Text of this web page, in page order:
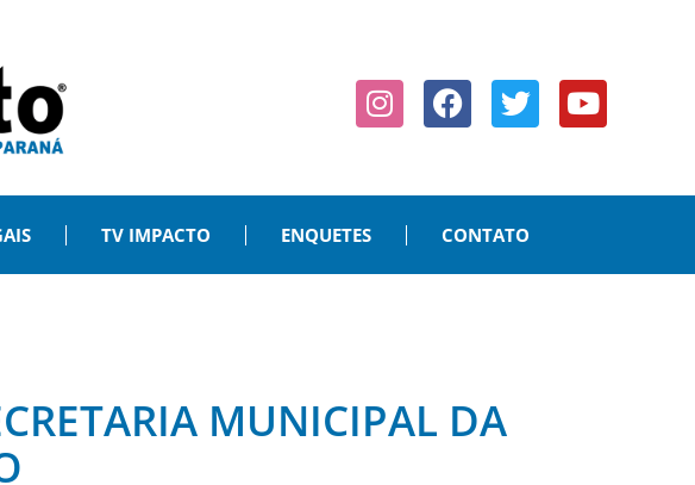
TV IMPACTO ENQUETES CONTATO
MUNICIPAL DA